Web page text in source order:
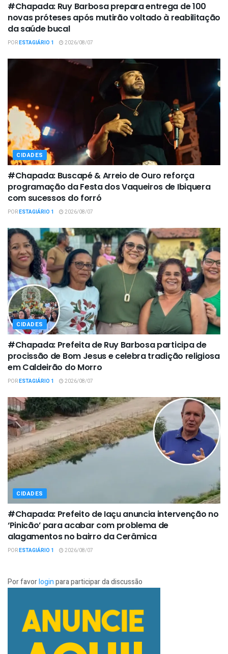
#Chapada: Ruy Barbosa prepara entrega de 100
novas próteses após mutirão voltado à reabilitação
da saúde bucal
PORESTAGIÁRIO 1 2026/08/07
CIDADES
#Chapada: Buscapé & Arreio de Ouro reforça
programação da Festa dos Vaqueiros de Ibiquera
com sucessos do forró
PORESTAGIÁRIO 1 2026/08/07
CIDADES
#Chapada: Prefeita de Ruy Barbosa participa de
procissão de Bom Jesus e celebra tradição religiosa
em Caldeirão do Morro
PORESTAGIÁRIO 1 2026/08/07
CIDADES
#Chapada: Prefeito de Iaçu anuncia intervenção no
‘Pinicão’ para acabar com problema de
alagamentos no bairro da Cerâmica
PORESTAGIÁRIO 1 2026/08/07
Por favorloginpara participar da discussão